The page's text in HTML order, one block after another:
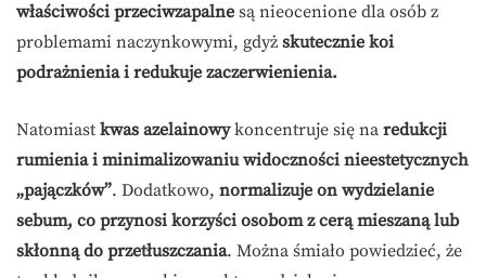
właściwości przeciwzapalne są nieocenione dla osób z
problemami naczynkowymi, gdyż skutecznie koi
podrażnienia i redukuje zaczerwienienia.
Natomiast kwas azelainowykoncentruje się na redukcji
rumienia i minimalizowaniu widoczności nieestetycznych
„pajączków”. Dodatkowo, normalizuje on wydzielanie
sebum, co przynosi korzyści osobom z cerą mieszaną lub
skłonną do przetłuszczania. Można śmiało powiedzieć, że